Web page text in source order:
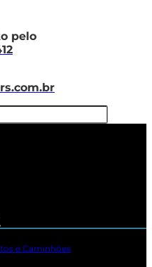
pelo
e Caminhões